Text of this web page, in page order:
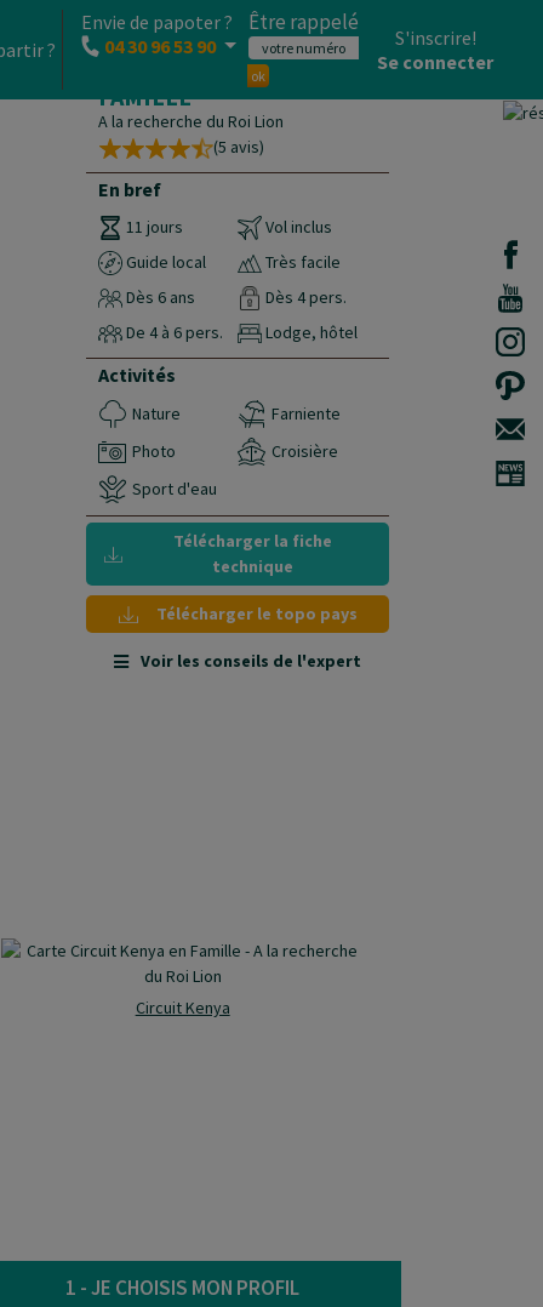
?
Envie de papoter ?
04 30 96 53 90
Être rappelé
ok
S'inscrire!
Se connecter
CIRCUIT KENYA EN
FAMILLE
A la recherche du Roi Lion
(5 avis)
En bref
11 jours
Vol inclus
Guide local
Très facile
Dès 6 ans
Dès 4 pers.
De 4 à 6 pers.
Lodge, hôtel
Activités
Nature
Farniente
Photo
Croisière
Sport d'eau
Télécharger la fiche
technique
Télécharger le topo pays
Voir les conseils de l'expert
Circuit Kenya
1 - JE CHOISIS MON PROFIL